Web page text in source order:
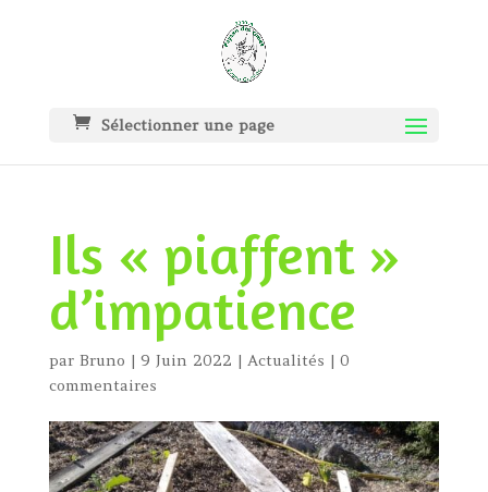
Sélectionner une page
Ils « piaffent »
d’impatience
par Bruno | 9 Juin 2022 | Actualités | 0
commentaires